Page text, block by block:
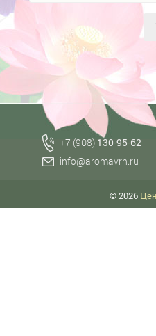
+7 (908) 130-95-62
info@aromavrn.ru
© 2026